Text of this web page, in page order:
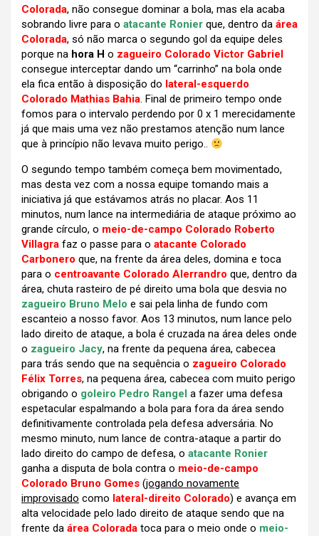
Colorada, não consegue dominar a bola, mas ela acaba
sobrando livre para o atacante Ronier que, dentro da área
Colorada, só não marca o segundo gol da equipe deles
porque na hora H o zagueiro Colorado Victor Gabriel
consegue interceptar dando um “carrinho” na bola onde
ela fica então à disposição do lateral-esquerdo
Colorado Mathias Bahia. Final de primeiro tempo onde
fomos para o intervalo perdendo por 0 x 1 merecidamente
já que mais uma vez não prestamos atenção num lance
que à princípio não levava muito perigo..
O segundo tempo também começa bem movimentado,
mas desta vez com a nossa equipe tomando mais a
iniciativa já que estávamos atrás no placar. Aos 11
minutos, num lance na intermediária de ataque próximo ao
grande círculo, o meio-de-campo Colorado Roberto
Villagra faz o passe para o atacante Colorado
Carbonero que, na frente da área deles, domina e toca
para o centroavante Colorado Alerrandro que, dentro da
área, chuta rasteiro de pé direito uma bola que desvia no
zagueiro Bruno Melo e sai pela linha de fundo com
escanteio a nosso favor. Aos 13 minutos, num lance pelo
lado direito de ataque, a bola é cruzada na área deles onde
o zagueiro Jacy, na frente da pequena área, cabecea
para trás sendo que na sequência o zagueiro Colorado
Félix Torres, na pequena área, cabecea com muito perigo
obrigando o goleiro Pedro Rangel a fazer uma defesa
espetacular espalmando a bola para fora da área sendo
definitivamente controlada pela defesa adversária. No
mesmo minuto, num lance de contra-ataque a partir do
lado direito do campo de defesa, o atacante Ronier
ganha a disputa de bola contra o meio-de-campo
Colorado Bruno Gomes (jogando novamente
improvisado como lateral-direito Colorado) e avança em
alta velocidade pelo lado direito de ataque sendo que na
frente da área Colorada toca para o meio onde o meio-